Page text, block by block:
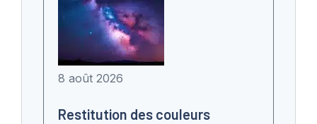
8 août 2026
Restitution des couleurs